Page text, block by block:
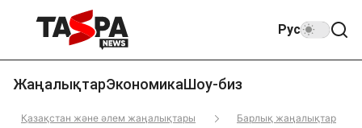
Рус
ЖаңалықтарЭкономикаШоу-биз
Қазақстан және әлем жаңалықтары
Барлық жаңалықтар